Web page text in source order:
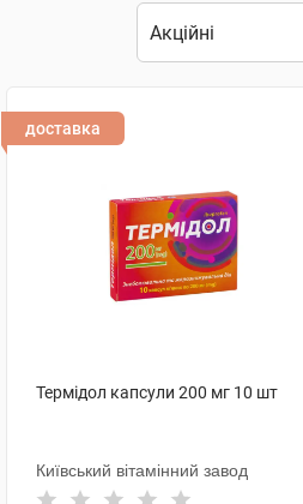
доставка
Термідол капсули 200 мг 10 шт
Київський вітамінний завод